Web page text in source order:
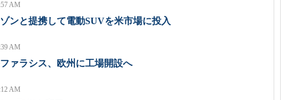
AM
ンと提携して電動SUVを米市場に投入
AM
ァラシス、欧州に工場開設へ
AM